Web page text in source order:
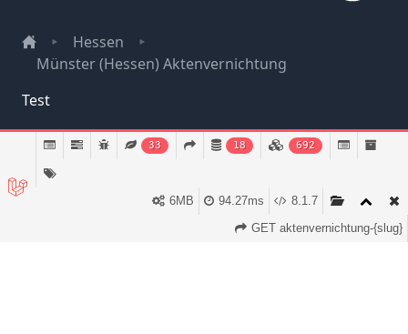
Hessen
Münster (Hessen) Aktenvernichtung
Test
Impressum
Datenschutz
33 18 692
8.1.7
94.27ms
6MB
GET aktenvernichtung-{slug}